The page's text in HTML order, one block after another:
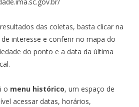
das coletas, basta clicar na
interesse e conferir no mapa do
do ponto e a data da última
o menu histórico, um espaço de
acessar datas, horários,